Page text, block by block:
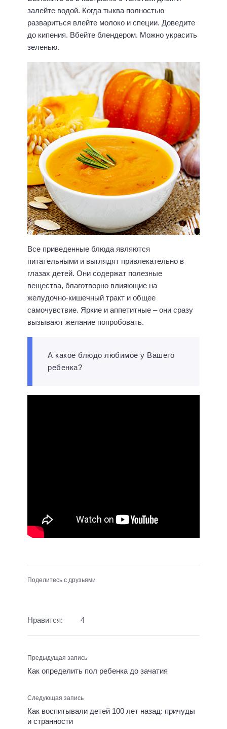
залейте водой. Когда тыква полностью
развариться влейте молоко и специи. Доведите
до кипения. Вбейте блендером. Можно украсить
зеленью.
Все приведенные блюда являются
питательными и выглядят привлекательно в
глазах детей. Они содержат полезные
вещества, благотворно влияющие на
желудочно-кишечный тракт и общее
самочувствие. Яркие и аппетитные – они сразу
вызывают желание попробовать.
А какое блюдо любимое у Вашего
ребенка?
Поделитесь с друзьями
Нравится: 4
Предыдущая запись
Как определить пол ребенка до зачатия
Следующая запись
Как воспитывали детей 100 лет назад: причуды
и странности